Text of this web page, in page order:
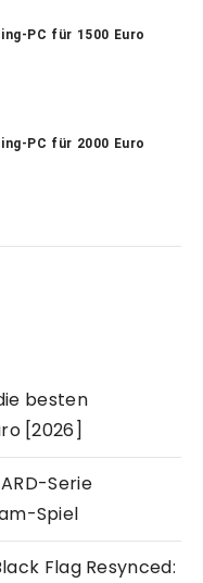
PC für 1500 Euro
PC für 2000 Euro
besten
[2026]
Serie
Spiel
Flag Resynced: